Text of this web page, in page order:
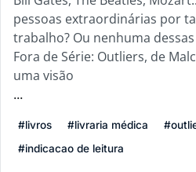
pessoas extraordinárias por
trabalho? Ou nenhuma
Fora de Série: Outliers, de
uma visão
...
#livros #livraria médica
#indicacao de leitura